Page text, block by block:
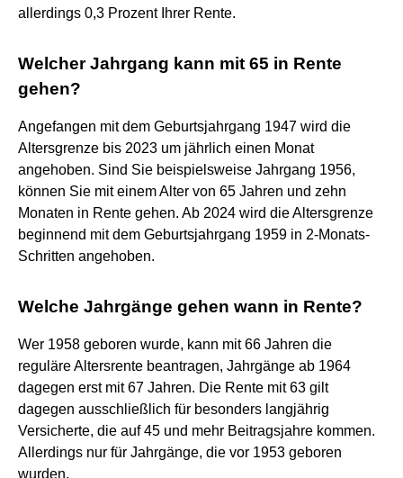
allerdings 0,3 Prozent Ihrer Rente.
Welcher Jahrgang kann mit 65 in Rente
gehen?
Angefangen mit dem Geburtsjahrgang 1947 wird die
Altersgrenze bis 2023 um jährlich einen Monat
angehoben. Sind Sie beispielsweise Jahrgang 1956,
können Sie mit einem Alter von 65 Jahren und zehn
Monaten in Rente gehen. Ab 2024 wird die Altersgrenze
beginnend mit dem Geburtsjahrgang 1959 in 2-Monats-
Schritten angehoben.
Welche Jahrgänge gehen wann in Rente?
Wer 1958 geboren wurde, kann mit 66 Jahren die
reguläre Altersrente beantragen, Jahrgänge ab 1964
dagegen erst mit 67 Jahren. Die Rente mit 63 gilt
dagegen ausschließlich für besonders langjährig
Versicherte, die auf 45 und mehr Beitragsjahre kommen.
Allerdings nur für Jahrgänge, die vor 1953 geboren
wurden.